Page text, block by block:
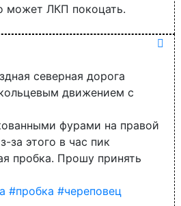
может ЛКП покоцать.
северная дорога
движением с
фурами на правой
за этого в час пик
пробка. Прошу принять
#пробка #череповец